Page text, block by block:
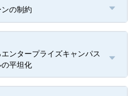
の制約
ンタープライズキャンパス
平坦化